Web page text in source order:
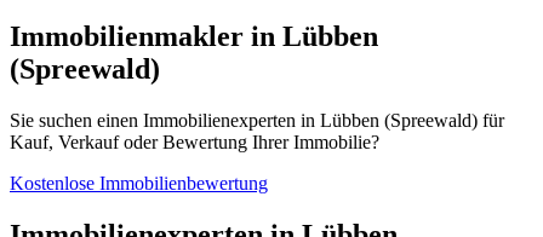
Immobilienmakler in Lübben
(Spreewald)
Sie suchen einen Immobilienexperten in Lübben (Spreewald) für
Kauf, Verkauf oder Bewertung Ihrer Immobilie?
Kostenlose Immobilienbewertung